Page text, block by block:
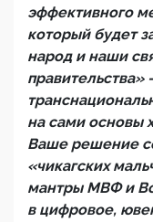
эффективного
который будет
народ и наши
правительства»
на сами основы
Ваше решение
«чикагских
мантры МВФ и
в цифровое,